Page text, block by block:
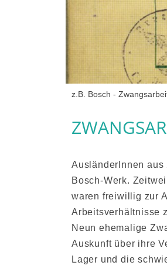
z.B. Bosch -
AusländerInnen
Bosch-Werk.
waren freiwillig zur
Arbeitsverhältnisse
Neun ehemalige
Auskunft über ihre
Lager und die